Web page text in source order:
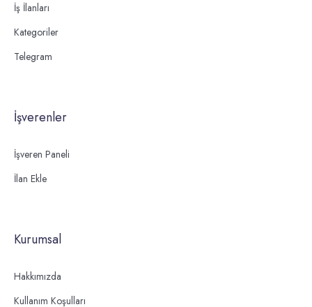
İş İlanları
Kategoriler
Telegram
İşverenler
İşveren Paneli
İlan Ekle
Kurumsal
Hakkımızda
Kullanım Koşulları